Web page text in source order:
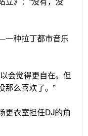
种拉丁都市音乐
会觉得更自在。但
那么喜欢了。”
更衣室担任DJ的角